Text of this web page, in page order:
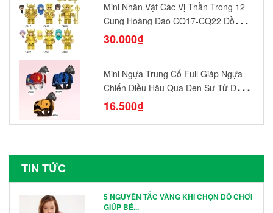
Mini Nhân Vật Các Vị Thần Trong 12
Cung Hoàng Đạo CQ17-CQ22 Đồ
Chơi Lắp Ráp Mô Hình Yêu Thích
30.000₫
Mini Ngựa Trung Cổ Full Giáp Ngựa
Chiến Diều Hâu Quạ Đen Sư Tử Đỏ
N1003 - N1005 Đồ Chơi Lắp Ráp Mô
16.500₫
TIN TỨC
5 NGUYÊN TẮC VÀNG KHI CHỌN ĐỒ CHƠI
GIÚP BÉ...